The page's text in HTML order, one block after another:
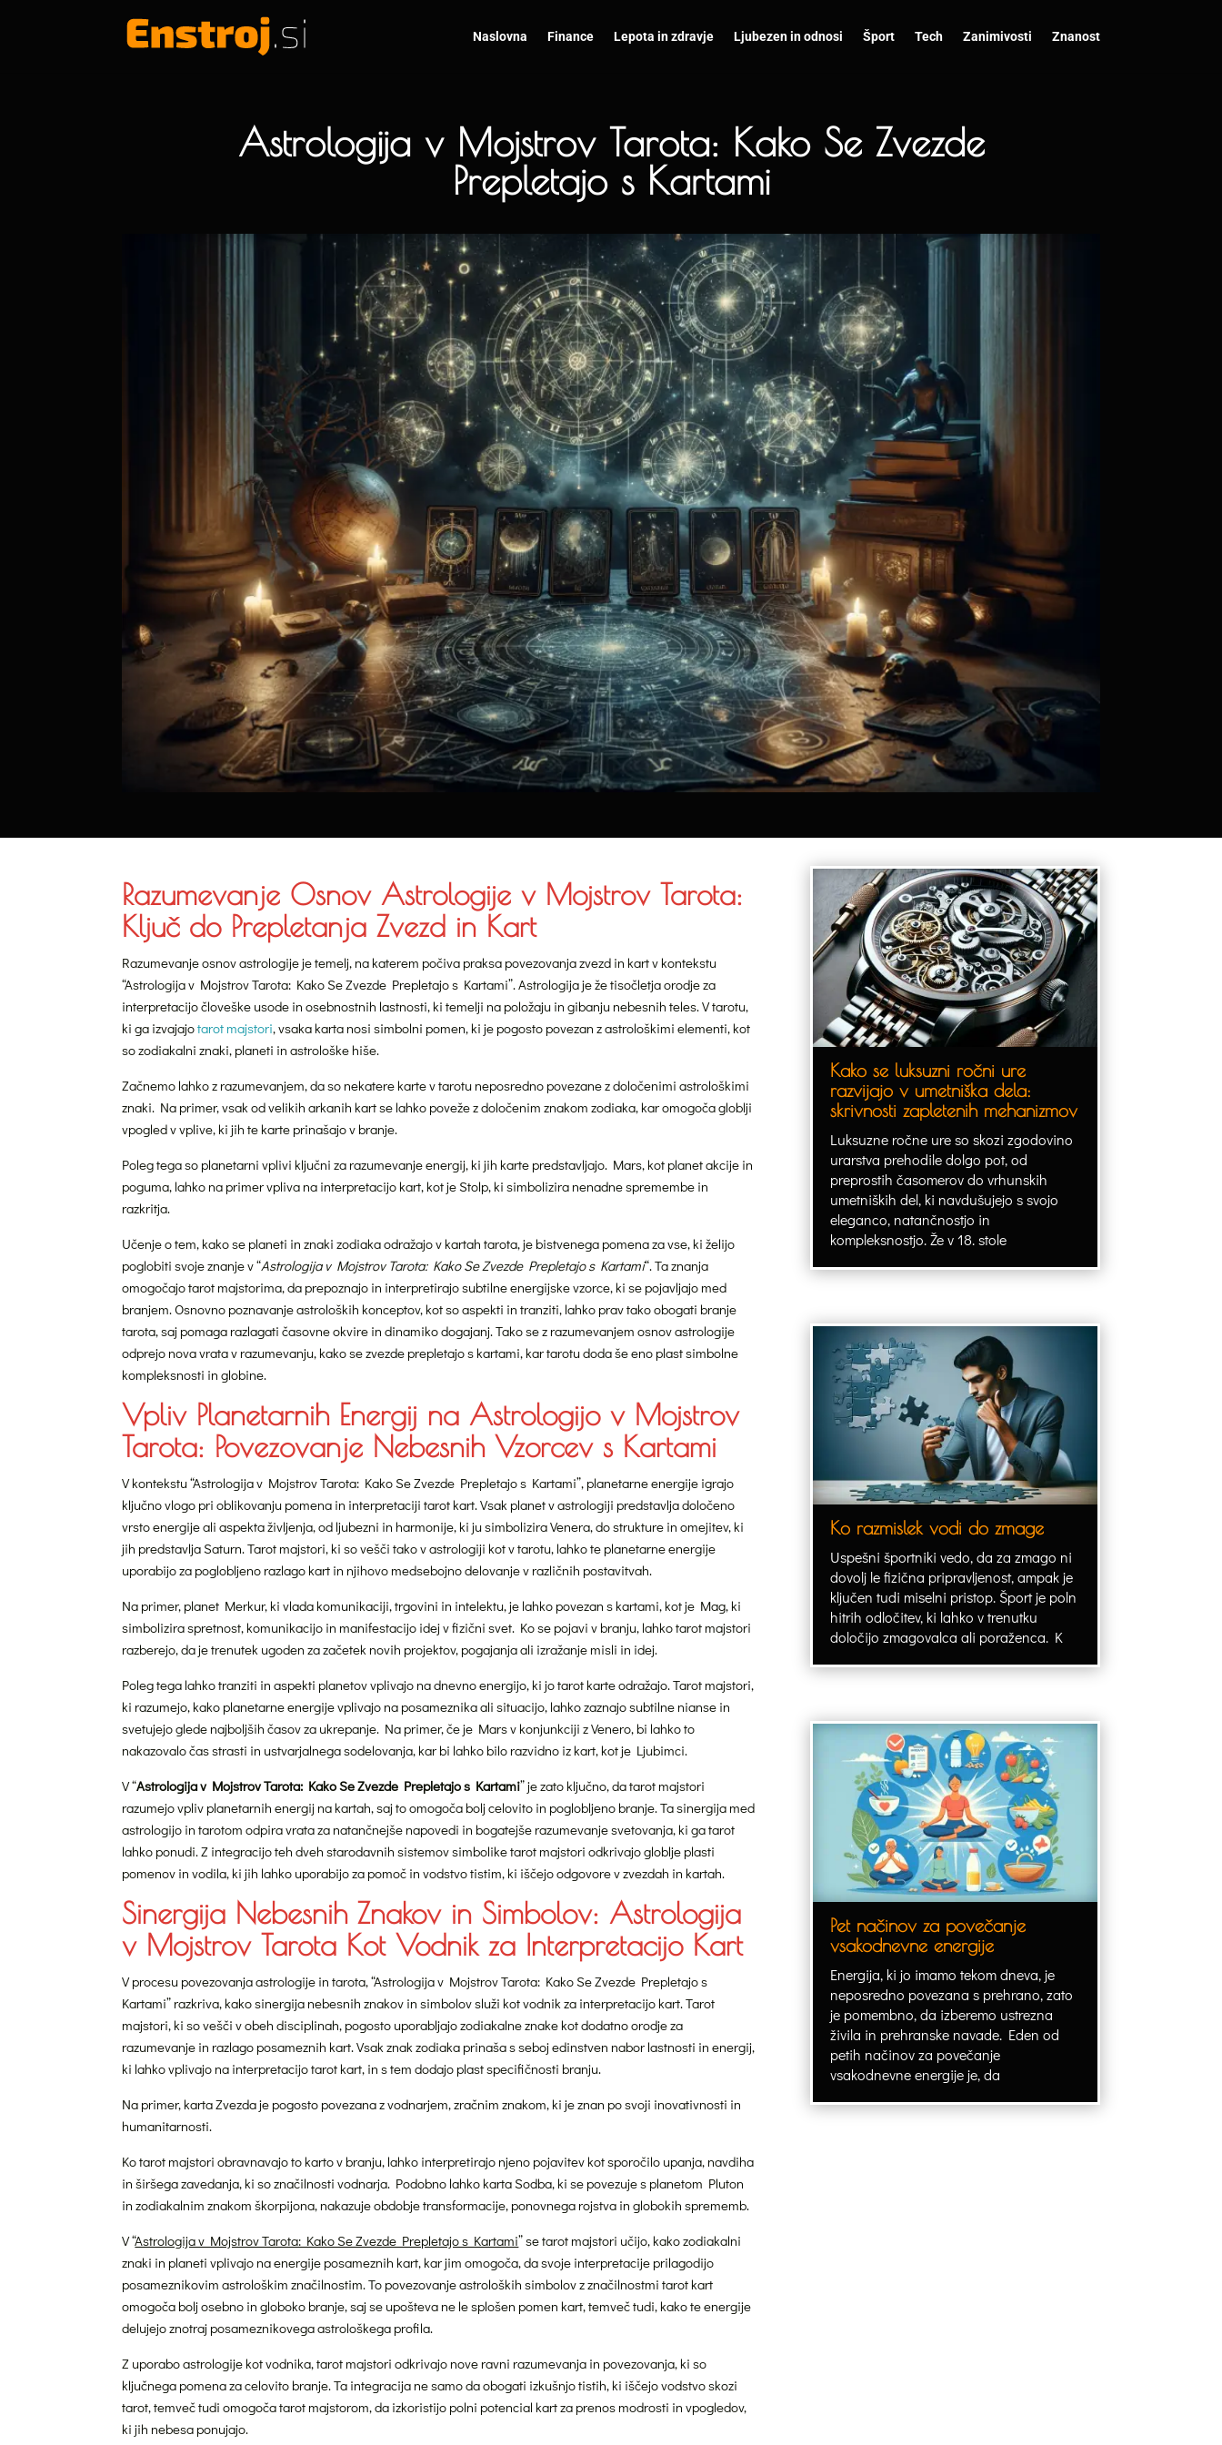
Naslovna Finance Lepota in zdravje Ljubezen in odnosi Šport Tech Zanimivosti Znanost
Astrologija v Mojstrov Tarota: Kako Se Zvezde
Prepletajo s Kartami
Razumevanje Osnov Astrologije v Mojstrov Tarota:
Ključ do Prepletanja Zvezd in Kart
Razumevanje osnov astrologije je temelj, na katerem počiva praksa povezovanja zvezd in kart v kontekstu
“Astrologija v Mojstrov Tarota: Kako Se Zvezde Prepletajo s Kartami”. Astrologija je že tisočletja orodje za
interpretacijo človeške usode in osebnostnih lastnosti, ki temelji na položaju in gibanju nebesnih teles. V tarotu,
ki ga izvajajotarot majstori, vsaka karta nosi simbolni pomen, ki je pogosto povezan z astrološkimi elementi, kot
so zodiakalni znaki, planeti in astrološke hiše.
Začnemo lahko z razumevanjem, da so nekatere karte v tarotu neposredno povezane z določenimi astrološkimi
znaki. Na primer, vsak od velikih arkanih kart se lahko poveže z določenim znakom zodiaka, kar omogoča globlji
vpogled v vplive, ki jih te karte prinašajo v branje.
Poleg tega so planetarni vplivi ključni za razumevanje energij, ki jih karte predstavljajo. Mars, kot planet akcije in
poguma, lahko na primer vpliva na interpretacijo kart, kot je Stolp, ki simbolizira nenadne spremembe in
razkritja.
Učenje o tem, kako se planeti in znaki zodiaka odražajo v kartah tarota, je bistvenega pomena za vse, ki želijo
poglobiti svoje znanje v “Astrologija v Mojstrov Tarota: Kako Se Zvezde Prepletajo s Kartami“. Ta znanja
omogočajo tarot majstorima, da prepoznajo in interpretirajo subtilne energijske vzorce, ki se pojavljajo med
branjem. Osnovno poznavanje astroloških konceptov, kot so aspekti in tranziti, lahko prav tako obogati branje
tarota, saj pomaga razlagati časovne okvire in dinamiko dogajanj. Tako se z razumevanjem osnov astrologije
odprejo nova vrata v razumevanju, kako se zvezde prepletajo s kartami, kar tarotu doda še eno plast simbolne
kompleksnosti in globine.
Vpliv Planetarnih Energij na Astrologijo v Mojstrov
Tarota: Povezovanje Nebesnih Vzorcev s Kartami
V kontekstu “Astrologija v Mojstrov Tarota: Kako Se Zvezde Prepletajo s Kartami”, planetarne energije igrajo
ključno vlogo pri oblikovanju pomena in interpretaciji tarot kart. Vsak planet v astrologiji predstavlja določeno
vrsto energije ali aspekta življenja, od ljubezni in harmonije, ki ju simbolizira Venera, do strukture in omejitev, ki
jih predstavlja Saturn. Tarot majstori, ki so vešči tako v astrologiji kot v tarotu, lahko te planetarne energije
uporabijo za poglobljeno razlago kart in njihovo medsebojno delovanje v različnih postavitvah.
Na primer, planet Merkur, ki vlada komunikaciji, trgovini in intelektu, je lahko povezan s kartami, kot je Mag, ki
simbolizira spretnost, komunikacijo in manifestacijo idej v fizični svet. Ko se pojavi v branju, lahko tarot majstori
razberejo, da je trenutek ugoden za začetek novih projektov, pogajanja ali izražanje misli in idej.
Poleg tega lahko tranziti in aspekti planetov vplivajo na dnevno energijo, ki jo tarot karte odražajo. Tarot majstori,
ki razumejo, kako planetarne energije vplivajo na posameznika ali situacijo, lahko zaznajo subtilne nianse in
svetujejo glede najboljših časov za ukrepanje. Na primer, če je Mars v konjunkciji z Venero, bi lahko to
nakazovalo čas strasti in ustvarjalnega sodelovanja, kar bi lahko bilo razvidno iz kart, kot je Ljubimci.
V “Astrologija v Mojstrov Tarota: Kako Se Zvezde Prepletajo s Kartami” je zato ključno, da tarot majstori
razumejo vpliv planetarnih energij na kartah, saj to omogoča bolj celovito in poglobljeno branje. Ta sinergija med
astrologijo in tarotom odpira vrata za natančnejše napovedi in bogatejše razumevanje svetovanja, ki ga tarot
lahko ponudi. Z integracijo teh dveh starodavnih sistemov simbolike tarot majstori odkrivajo globlje plasti
pomenov in vodila, ki jih lahko uporabijo za pomoč in vodstvo tistim, ki iščejo odgovore v zvezdah in kartah.
Sinergija Nebesnih Znakov in Simbolov: Astrologija
v Mojstrov Tarota Kot Vodnik za Interpretacijo Kart
V procesu povezovanja astrologije in tarota, “Astrologija v Mojstrov Tarota: Kako Se Zvezde Prepletajo s
Kartami” razkriva, kako sinergija nebesnih znakov in simbolov služi kot vodnik za interpretacijo kart. Tarot
majstori, ki so vešči v obeh disciplinah, pogosto uporabljajo zodiakalne znake kot dodatno orodje za
razumevanje in razlago posameznih kart. Vsak znak zodiaka prinaša s seboj edinstven nabor lastnosti in energij,
ki lahko vplivajo na interpretacijo tarot kart, in s tem dodajo plast specifičnosti branju.
Na primer, karta Zvezda je pogosto povezana z vodnarjem, zračnim znakom, ki je znan po svoji inovativnosti in
humanitarnosti.
Ko tarot majstori obravnavajo to karto v branju, lahko interpretirajo njeno pojavitev kot sporočilo upanja, navdiha
in širšega zavedanja, ki so značilnosti vodnarja. Podobno lahko karta Sodba, ki se povezuje s planetom Pluton
in zodiakalnim znakom škorpijona, nakazuje obdobje transformacije, ponovnega rojstva in globokih sprememb.
V “Astrologija v Mojstrov Tarota: Kako Se Zvezde Prepletajo s Kartami” se tarot majstori učijo, kako zodiakalni
znaki in planeti vplivajo na energije posameznih kart, kar jim omogoča, da svoje interpretacije prilagodijo
posameznikovim astrološkim značilnostim. To povezovanje astroloških simbolov z značilnostmi tarot kart
omogoča bolj osebno in globoko branje, saj se upošteva ne le splošen pomen kart, temveč tudi, kako te energije
delujejo znotraj posameznikovega astrološkega profila.
Z uporabo astrologije kot vodnika, tarot majstori odkrivajo nove ravni razumevanja in povezovanja, ki so
ključnega pomena za celovito branje. Ta integracija ne samo da obogati izkušnjo tistih, ki iščejo vodstvo skozi
tarot, temveč tudi omogoča tarot majstorom, da izkoristijo polni potencial kart za prenos modrosti in vpogledov,
ki jih nebesa ponujajo.
Kako se luksuzni ročni ure
razvijajo v umetniška dela:
skrivnosti zapletenih mehanizmov
Luksuzne ročne ure so skozi zgodovino
urarstva prehodile dolgo pot, od
preprostih časomerov do vrhunskih
umetniških del, ki navdušujejo s svojo
eleganco, natančnostjo in
kompleksnostjo. Že v 18. stole
Ko razmislek vodi do zmage
Uspešni športniki vedo, da za zmago ni
dovolj le fizična pripravljenost, ampak je
ključen tudi miselni pristop. Šport je poln
hitrih odločitev, ki lahko v trenutku
določijo zmagovalca ali poraženca. K
Pet načinov za povečanje
vsakodnevne energije
Energija, ki jo imamo tekom dneva, je
neposredno povezana s prehrano, zato
je pomembno, da izberemo ustrezna
živila in prehranske navade. Eden od
petih načinov za povečanje
vsakodnevne energije je, da